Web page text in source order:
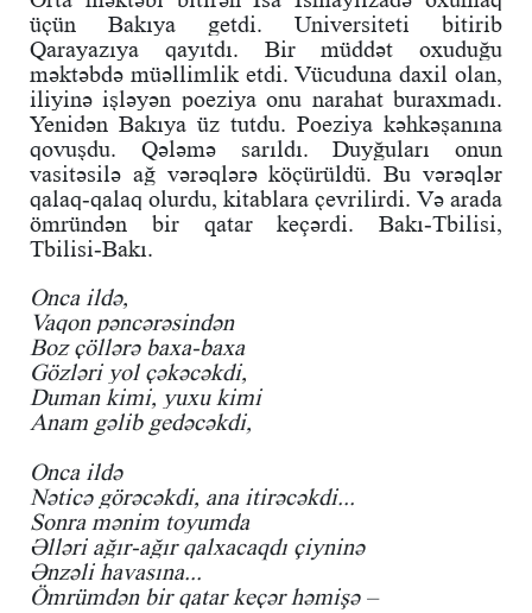
üçün Bakıya getdi. Universiteti bitirib
Qarayazıya qayıtdı. Bir müddət oxuduğu
məktəbdə müəllimlik etdi. Vücuduna daxil olan,
iliyinə işləyən poeziya onu narahat buraxmadı.
Yenidən Bakıya üz tutdu. Poeziya kəhkəşanına
qovuşdu. Qələmə sarıldı. Duyğuları onun
vasitəsilə ağ vərəqlərə köçürüldü. Bu vərəqlər
qalaq-qalaq olurdu, kitablara çevrilirdi. Və arada
ömründən bir qatar keçərdi. Bakı-Tbilisi,
Tbilisi-Bakı.
Onca ildə,
Vaqon pəncərəsindən
Boz çöllərə baxa-baxa
Gözləri yol çəkəcəkdi,
Duman kimi, yuxu kimi
Anam gəlib gedəcəkdi,
Onca ildə
Nəticə görəcəkdi, ana itirəcəkdi...
Sonra mənim toyumda
Əlləri ağır-ağır qalxacaqdı çiyninə
Ənzəli havasına...
Ömrümdən bir qatar keçər həmişə –